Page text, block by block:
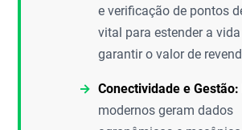
e verificação de pontos
vital para estender a
garantir o valor de
Conectividade e Gestão:
modernos geram dados